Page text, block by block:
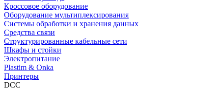
Кроссовое оборудование
Оборудование мультиплексирования
Системы обработки и хранения данных
Средства связи
Структурированные кабельные сети
Шкафы и стойки
Электропитание
Plastim & Onka
Принтеры
DCC